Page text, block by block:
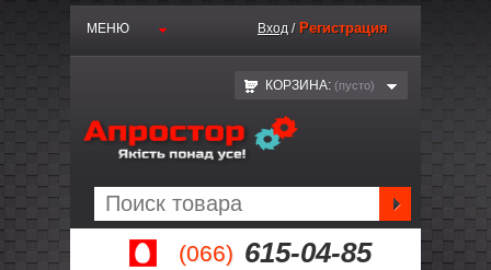
(066) 615-04-85
МЕНЮ Вход / Регистрация
КОРЗИНА: (пустo)